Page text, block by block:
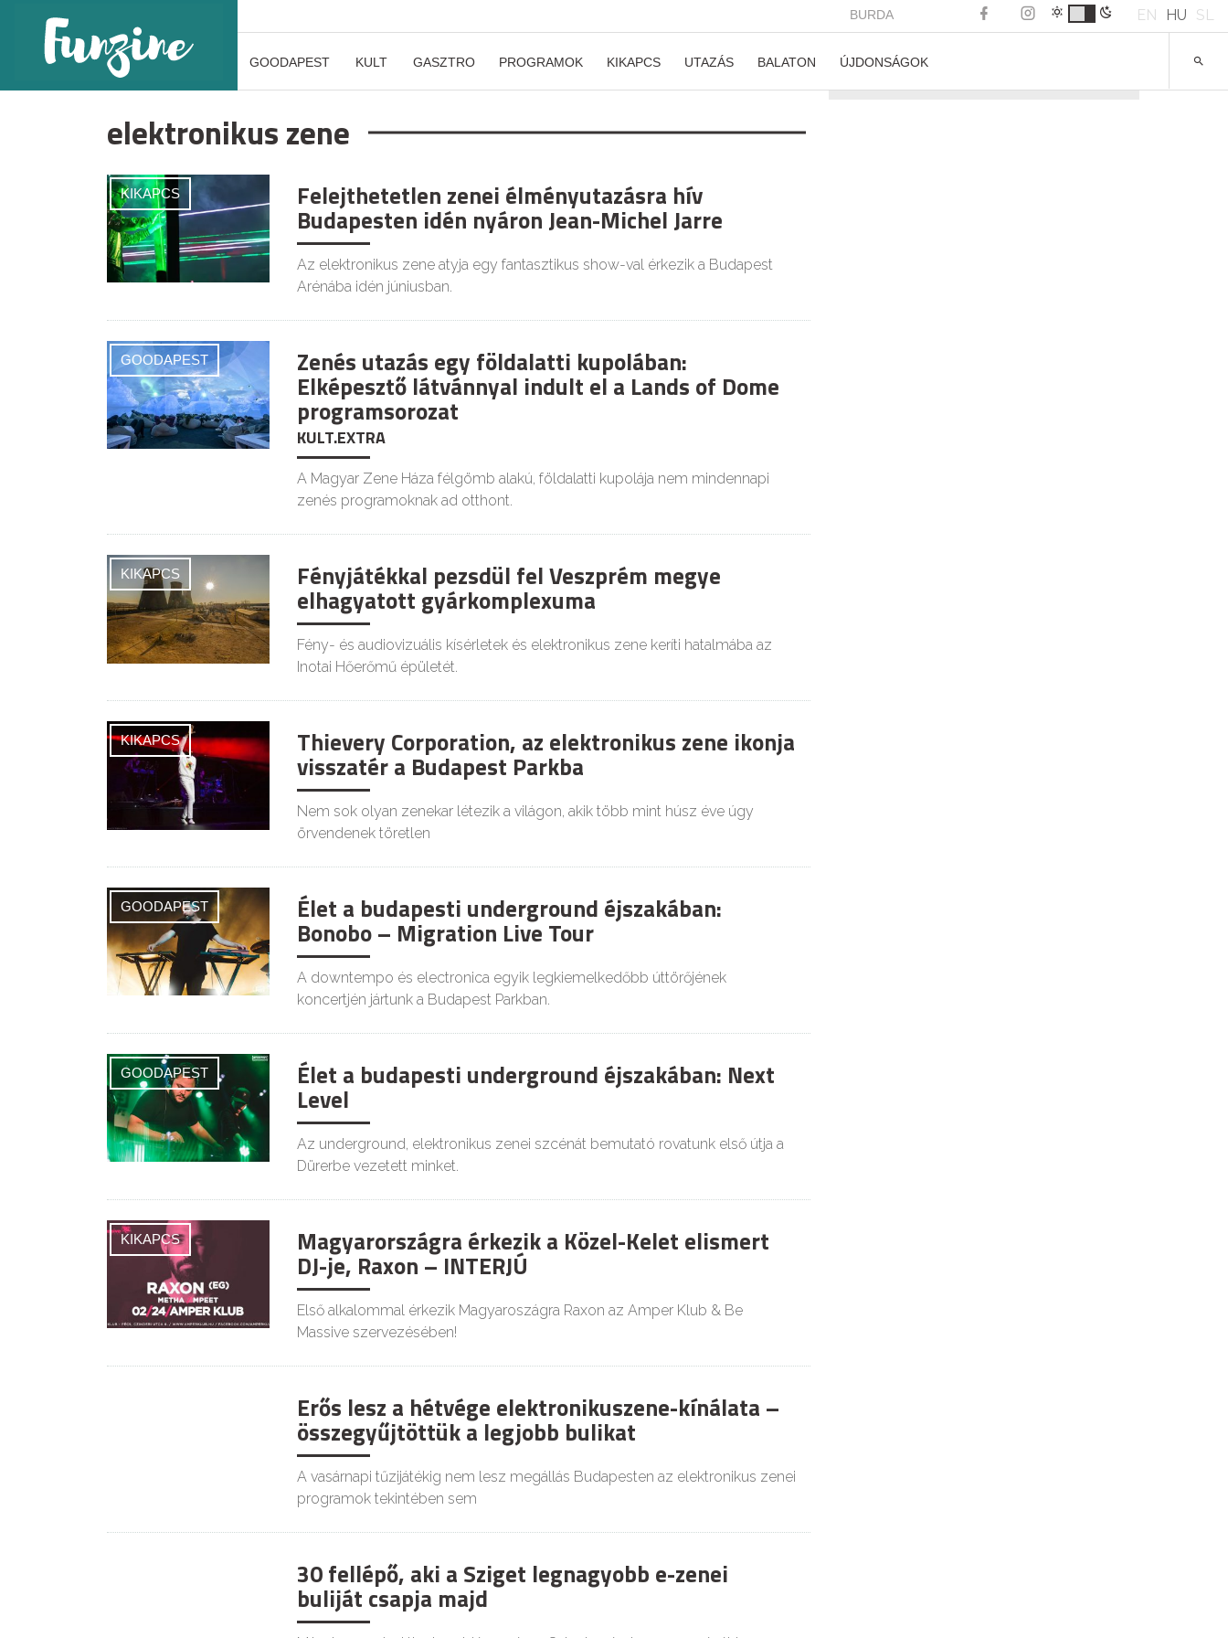
BURDA EN HU SL
GOODAPEST KULT GASZTRO PROGRAMOK KIKAPCS UTAZÁS BALATON ÚJDONSÁGOK
elektronikus zene
KIKAPCS Felejthetetlen zenei élményutazásra hív
Budapesten idén nyáron Jean-Michel Jarre
Az elektronikus zene atyja egy fantasztikus show-val érkezik a Budapest
Arénába idén júniusban.
GOODAPEST Zenés utazás egy földalatti kupolában:
Elképesztő látvánnyal indult el a Lands of Dome
programsorozat
KULT.EXTRA
A Magyar Zene Háza félgömb alakú, földalatti kupolája nem mindennapi
zenés programoknak ad otthont.
KIKAPCS Fényjátékkal pezsdül fel Veszprém megye
elhagyatott gyárkomplexuma
Fény- és audiovizuális kísérletek és elektronikus zene keríti hatalmába az
Inotai Hőerőmű épületét.
KIKAPCS Thievery Corporation, az elektronikus zene ikonja
visszatér a Budapest Parkba
Nem sok olyan zenekar létezik a világon, akik több mint húsz éve úgy
örvendenek töretlen
GOODAPEST Élet a budapesti underground éjszakában:
Bonobo – Migration Live Tour
A downtempo és electronica egyik legkiemelkedőbb úttörőjének
koncertjén jártunk a Budapest Parkban.
GOODAPEST Élet a budapesti underground éjszakában: Next
Level
Az underground, elektronikus zenei szcénát bemutató rovatunk első útja a
Dürerbe vezetett minket.
KIKAPCS Magyarországra érkezik a Közel-Kelet elismert
DJ-je, Raxon – INTERJÚ
Első alkalommal érkezik Magyaroszágra Raxon az Amper Klub & Be
Massive szervezésében!
Erős lesz a hétvége elektronikuszene-kínálata –
összegyűjtöttük a legjobb bulikat
A vasárnapi tűzijátékig nem lesz megállás Budapesten az elektronikus zenei
programok tekintében sem
30 fellépő, aki a Sziget legnagyobb e-zenei
buliját csapja majd